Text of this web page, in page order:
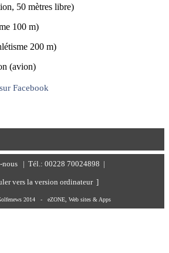
50 mètres libre)
100 m)
200 m)
(avion)
Facebook
nous | Tél.: 00228 70024898 |
vers la version ordinateur ]
2014 - eZONE, Web sites & Apps